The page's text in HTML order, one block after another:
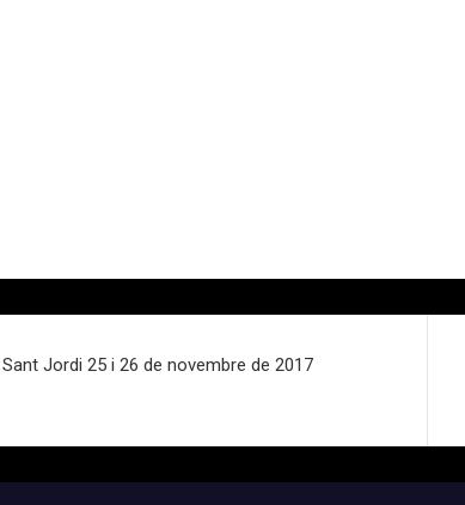
Jordi 25 i 26 de novembre de 2017